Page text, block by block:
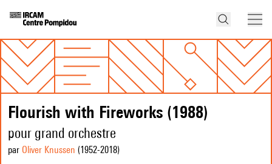
Flourish with Fireworks (1988)
pour grand orchestre
par Oliver Knussen (1952-2018)